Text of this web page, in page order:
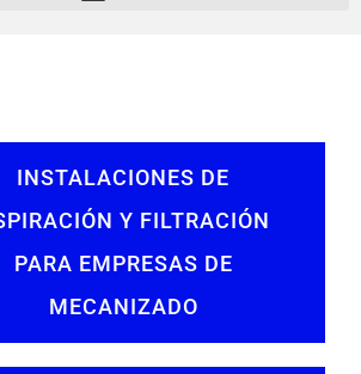
INSTALACIONES DE
Y FILTRACIÓN
PARA EMPRESAS DE
MECANIZADO